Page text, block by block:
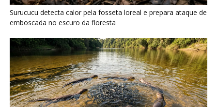
Surucucu detecta calor pela fosseta loreal e prepara ataque de
emboscada no escuro da floresta